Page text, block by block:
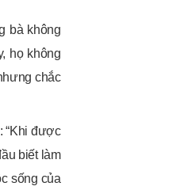
bà không
họ không
chắc
“Khi được
biết làm
sống của